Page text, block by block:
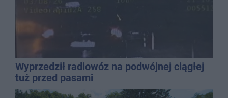
Wyprzedził radiowóz na podwójnej ciągłej
tuż przed pasami